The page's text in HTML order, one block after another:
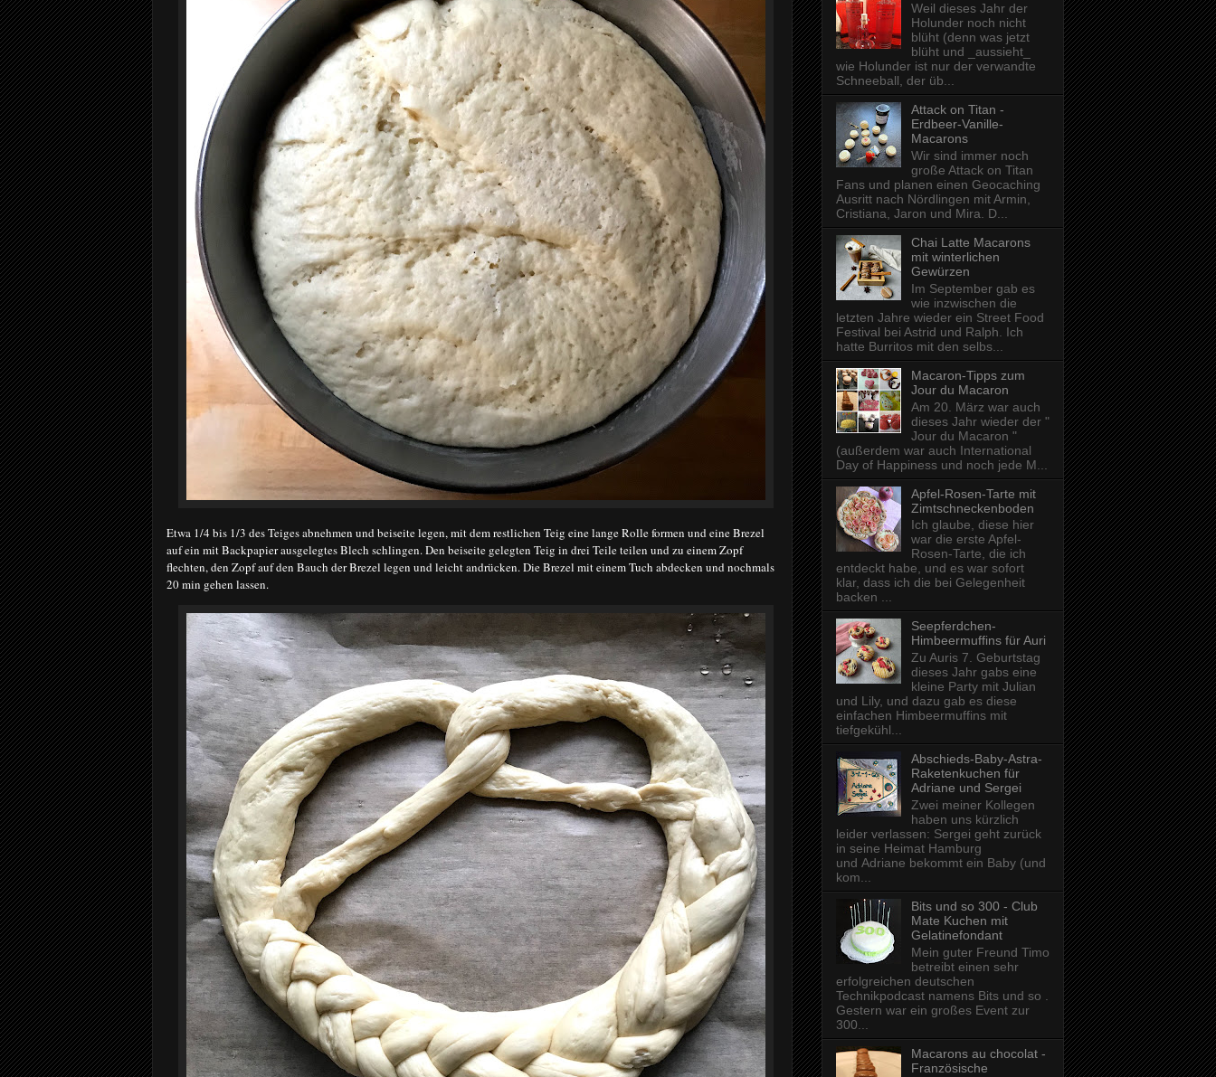
Etwa 1/4 bis 1/3 des Teiges abnehmen und beiseite legen, mit dem restlichen Teig eine lange Rolle formen und eine Brezel
auf ein mit Backpapier ausgelegtes Blech schlingen. Den beiseite gelegten Teig in drei Teile teilen und zu einem Zopf
flechten, den Zopf auf den Bauch der Brezel legen und leicht andrücken. Die Brezel mit einem Tuch abdecken und nochmals
20 min gehen lassen.
Weil dieses Jahr der
Holunder noch nicht
blüht (denn was jetzt
blüht und _aussieht_
wie Holunder ist nur der verwandte
Schneeball, der üb...
Attack on Titan -
Erdbeer-Vanille-
Macarons
Wir sind immer noch
große Attack on Titan
Fans und planen einen Geocaching
Ausritt nach Nördlingen mit Armin,
Cristiana, Jaron und Mira. D...
Chai Latte Macarons
mit winterlichen
Gewürzen
Im September gab es
wie inzwischen die
letzten Jahre wieder ein Street Food
Festival bei Astrid und Ralph. Ich
hatte Burritos mit den selbs...
Macaron-Tipps zum
Jour du Macaron
Am 20. März war auch
dieses Jahr wieder der "
Jour du Macaron "
(außerdem war auch International
Day of Happiness und noch jede M...
Apfel-Rosen-Tarte mit
Zimtschneckenboden
Ich glaube, diese hier
war die erste Apfel-
Rosen-Tarte, die ich
entdeckt habe, und es war sofort
klar, dass ich die bei Gelegenheit
backen ...
Seepferdchen-
Himbeermuffins für Auri
Zu Auris 7. Geburtstag
dieses Jahr gabs eine
kleine Party mit Julian
und Lily, und dazu gab es diese
einfachen Himbeermuffins mit
tiefgekühl...
Abschieds-Baby-Astra-
Raketenkuchen für
Adriane und Sergei
Zwei meiner Kollegen
haben uns kürzlich
leider verlassen: Sergei geht zurück
in seine Heimat Hamburg
und Adriane bekommt ein Baby (und
kom...
Bits und so 300 - Club
Mate Kuchen mit
Gelatinefondant
Mein guter Freund Timo
betreibt einen sehr
erfolgreichen deutschen
Technikpodcast namens Bits und so .
Gestern war ein großes Event zur
300...
Macarons au chocolat -
Französische